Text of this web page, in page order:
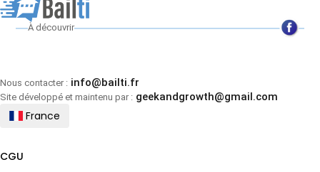
À découvrir
Nous contacter : info@bailti.fr
Site développé et maintenu par : geekandgrowth@gmail.com
France
CGU